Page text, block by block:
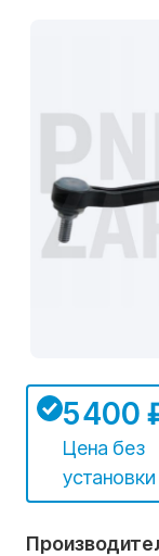
5 400
Цена без
установки